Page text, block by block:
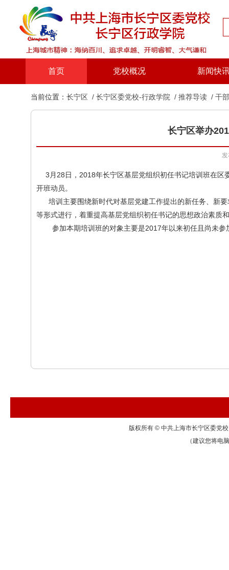
首页 党校概况 新闻快
当前位置： 长宁区 / 长宁区委党校-行政学院 / 推荐导读 / 干
长宁区举办
3月28日，2018年长宁区基层党组织初任书记培训班在
开班动员。
培训主要围绕新时代对基层党建工作提出的新任务、新要
等形式进行，着重提高基层党组织初任书记的思想政治素质
参加本期培训班的对象主要是2017年以来初任且尚未
版权所有 © 中共上海市长宁区委党
（建议您将电